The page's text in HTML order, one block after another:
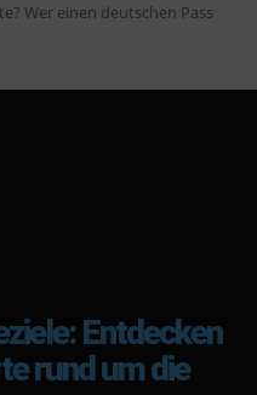
Entdecken
rund um die